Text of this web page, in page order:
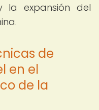
la expansión del
de
en el
de la